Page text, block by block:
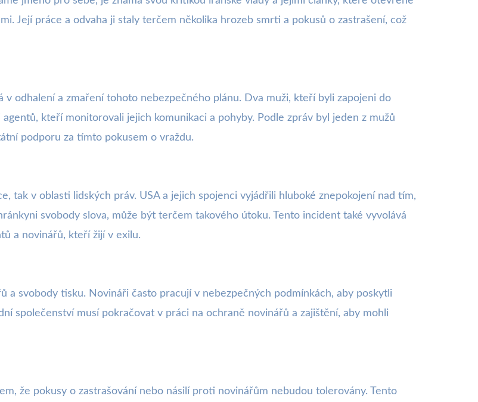
Její práce a odvaha ji staly terčem několika hrozeb smrti a pokusů o zastrašení, což
odhalení a zmaření tohoto nebezpečného plánu. Dva muži, kteří byli zapojeni do
kteří monitorovali jejich komunikaci a pohyby. Podle zpráv byl jeden z mužů
podporu za tímto pokusem o vraždu.
tak v oblasti lidských práv. USA a jejich spojenci vyjádřili hluboké znepokojení nad tím,
svobody slova, může být terčem takového útoku. Tento incident také vyvolává
a novinářů, kteří žijí v exilu.
a svobody tisku. Novináři často pracují v nebezpečných podmínkách, aby poskytli
společenství musí pokračovat v práci na ochraně novinářů a zajištění, aby mohli
že pokusy o zastrašování nebo násilí proti novinářům nebudou tolerovány. Tento